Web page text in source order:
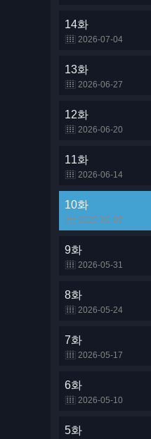
14화
2026-07-04
13화
2026-06-27
12화
2026-06-20
11화
2026-06-14
10화
2026-06-07
9화
2026-05-31
8화
2026-05-24
7화
2026-05-17
6화
2026-05-10
5화